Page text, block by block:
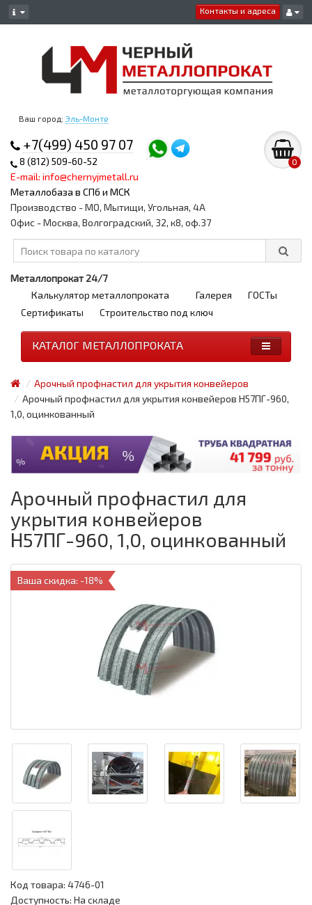
Контакты и адреса
Ваш город: Эль-Монте
+7(499) 450 97 07
8 (812) 509-60-52
E-mail: info@chernyjmetall.ru
Металлобаза в СПб и МСК
0
Производство - МО, Мытищи, Угольная, 4А
Офис - Москва, Волгоградский, 32, к8, оф.37
Металлопрокат 24/7
Калькулятор металлопроката
Галерея
ГОСТы
Сертификаты
Строительство под ключ
КАТАЛОГ МЕТАЛЛОПРОКАТА
Арочный профнастил для укрытия конвейеров
Арочный профнастил для укрытия конвейеров Н57ПГ-960,
1,0, оцинкованный
Арочный профнастил для
укрытия конвейеров
Н57ПГ-960, 1,0, оцинкованный
Ваша скидка: -18%
Код товара: 4746-01
Доступность: На складе